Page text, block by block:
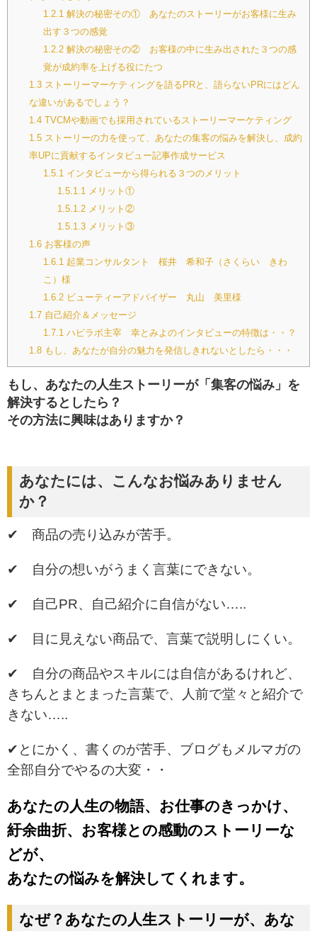
1.2.1解決の秘密その① あなたのストーリーがお客様に生み
出す３つの感覚
1.2.2解決の秘密その② お客様の中に生み出された３つの感
覚が成約率を上げる役にたつ
1.3ストーリーマーケティングを語るPRと、語らないPRにはどん
な違いがあるでしょう？
1.4TVCMや動画でも採用されているストーリーマーケティング
1.5ストーリーの力を使って、あなたの集客の悩みを解決し、成約
率UPに貢献するインタビュー記事作成サービス
1.5.1インタビューから得られる３つのメリット
1.5.1.1メリット①
1.5.1.2メリット②
1.5.1.3メリット③
1.6お客様の声
1.6.1起業コンサルタント 桜井 希和子（さくらい きわ
こ）様
1.6.2ビューティーアドバイザー 丸山 美里様
1.7自己紹介＆メッセージ
1.7.1ハピラボ主宰 幸とみよのインタビューの特徴は・・？
1.8もし、あなたが自分の魅力を発信しきれないとしたら・・・
もし、あなたの人生ストーリーが「集客の悩み」を
解決するとしたら？
その方法に興味はありますか？
あなたには、こんなお悩みありません
か？
✔ 商品の売り込みが苦手。
✔ 自分の想いがうまく言葉にできない。
✔ 自己PR、自己紹介に自信がない…..
✔ 目に見えない商品で、言葉で説明しにくい。
✔ 自分の商品やスキルには自信があるけれど、
きちんとまとまった言葉で、人前で堂々と紹介で
きない…..
✔とにかく、書くのが苦手、ブログもメルマガの
全部自分でやるの大変・・
あなたの人生の物語、お仕事のきっかけ、
紆余曲折、お客様との感動のストーリーな
どが、
あなたの悩みを解決してくれます。
なぜ？あなたの人生ストーリーが、あな